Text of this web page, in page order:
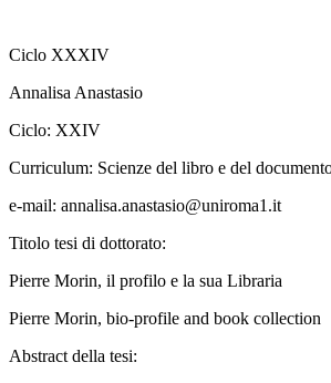
Ciclo XXXIV
Annalisa Anastasio
Ciclo: XXIV
Curriculum: Scienze del libro e del
e-mail: annalisa.anastasio@uniroma1.it
Titolo tesi di dottorato:
Pierre Morin, il profilo e la sua Libraria
Pierre Morin, bio-profile and book collection
Abstract della tesi: